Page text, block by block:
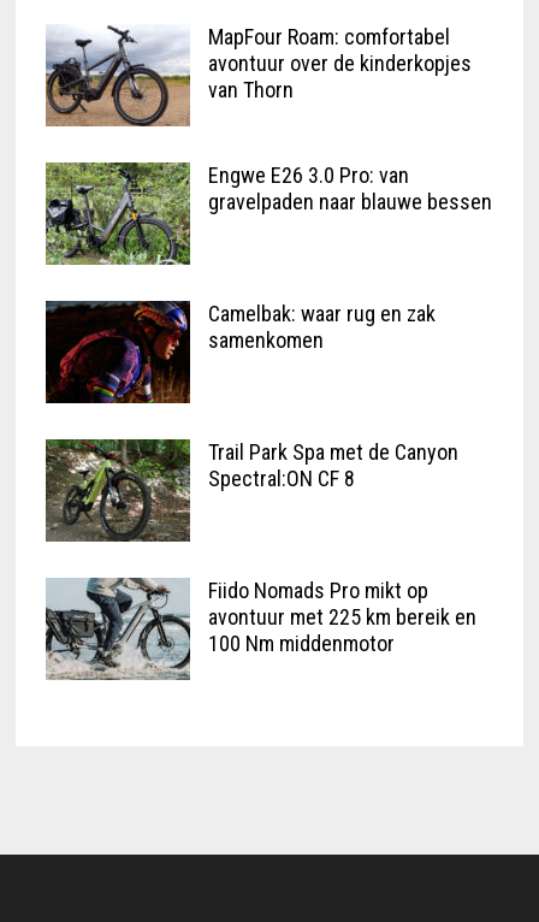
MapFour Roam: comfortabel
avontuur over de kinderkopjes
van Thorn
Engwe E26 3.0 Pro: van
gravelpaden naar blauwe bessen
Camelbak: waar rug en zak
samenkomen
Trail Park Spa met de Canyon
Spectral:ON CF 8
Fiido Nomads Pro mikt op
avontuur met 225 km bereik en
100 Nm middenmotor